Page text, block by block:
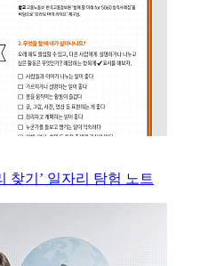
찾기’ 일자리 탐험 노트